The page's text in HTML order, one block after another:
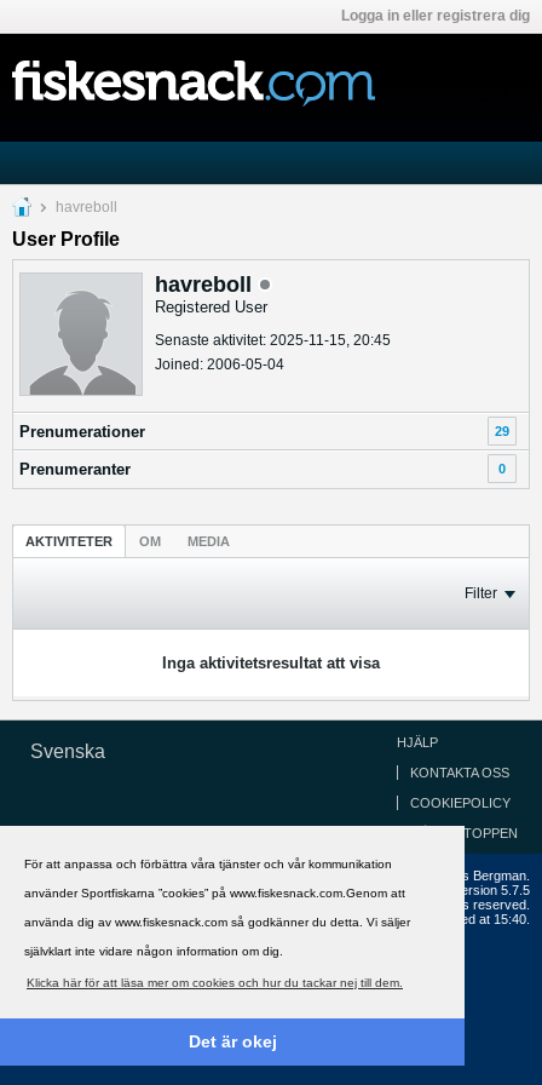
För att anpassa och förbättra våra tjänster och vår kommunikation
använder Sportfiskarna ”cookies” på www.fiskesnack.com.Genom att
använda dig av www.fiskesnack.com så godkänner du detta. Vi säljer
självklart inte vidare någon information om dig.
Klicka här för att läsa mer om cookies och hur du tackar nej till dem.
Det är okej
Logga in eller registrera dig
havreboll
User Profile
havreboll
Registered User
Senaste aktivitet: 2025-11-15, 20:45
Joined: 2006-05-04
Prenumerationer 29
Prenumeranter 0
AKTIVITETER OM MEDIA
Filter
Inga aktivitetsresultat att visa
Svenska HJÄLP
KONTAKTA OSS
COOKIEPOLICY
GÅ TILL TOPPEN
Copyright ©2002 - 2021, FiskeSnack.com. Grundad 2002 av Anders Bergman.
Powered byvBulletin®
Version 5.7.5
Copyright © 2026 MH Sub I, LLC dba vBulletin. All rights reserved.
All times are GMT+1. This page was generated at 15:40.